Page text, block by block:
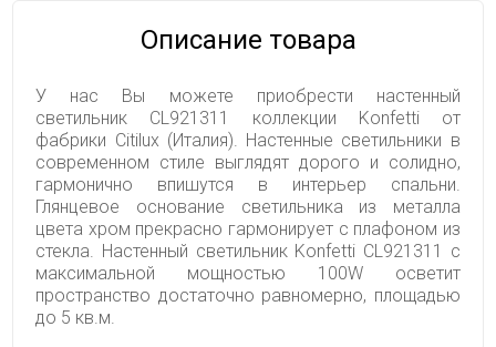
Описание товара
У нас Вы можете приобрести настенный
светильник CL921311 коллекции Konfetti от
фабрики Citilux (Италия). Настенные светильники в
современном стиле выглядят дорого и солидно,
гармонично впишутся в интерьер спальни.
Глянцевое основание светильника из металла
цвета хром прекрасно гармонирует с плафоном из
стекла. Настенный светильник Konfetti CL921311 с
максимальной мощностью 100W осветит
пространство достаточно равномерно, площадью
до 5 кв.м.